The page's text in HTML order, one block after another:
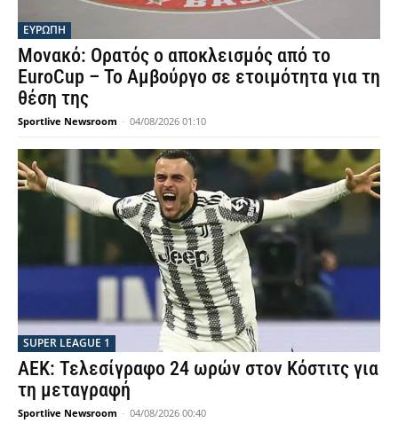
ΕΥΡΩΠΗ
Μονακό: Ορατός ο αποκλεισμός από το
EuroCup – Το Αμβούργο σε ετοιμότητα για τη
θέση της
Sportlive Newsroom - 04/08/2026 01:10
SUPER LEAGUE 1
ΑΕΚ: Τελεσίγραφο 24 ωρών στον Κόστιτς για
τη μεταγραφή
Sportlive Newsroom - 04/08/2026 00:40